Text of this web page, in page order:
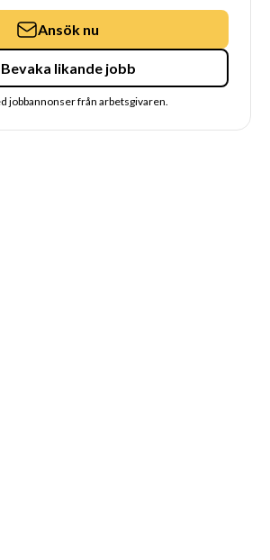
Ansök nu
Bevaka likande jobb
jobbannonser från arbetsgivaren.